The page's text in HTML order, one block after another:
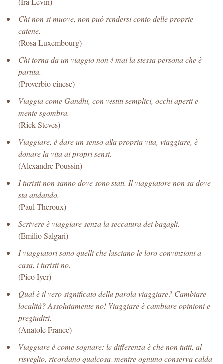
Chi non si muove, non può rendersi conto delle proprie
catene.
(Rosa Luxembourg)
Chi torna da un viaggio non è mai la stessa persona che è
partita.
(Proverbio cinese)
Viaggia come Gandhi, con vestiti semplici, occhi aperti e
mente sgombra.
(Rick Steves)
Viaggiare, è dare un senso alla propria vita, viaggiare, è
donare la vita ai propri sensi.
(Alexandre Poussin)
I turisti non sanno dove sono stati. Il viaggiatore non sa dove
sta andando.
(Paul Theroux)
Scrivere è viaggiare senza la seccatura dei bagagli.
(Emilio Salgari)
I viaggiatori sono quelli che lasciano le loro convinzioni a
casa, i turisti no.
(Pico Iyer)
Qual è il vero significato della parola viaggiare? Cambiare
località? Assolutamente no! Viaggiare è cambiare opinioni e
pregiudizi.
(Anatole France)
Viaggiare è come sognare: la differenza è che non tutti, al
risveglio, ricordano qualcosa, mentre ognuno conserva calda